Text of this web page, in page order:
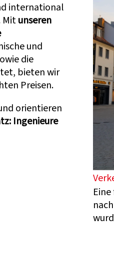
international
Mitunseren
und
die
bieten wir
Preisen.
orientieren
Ingenieure